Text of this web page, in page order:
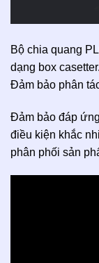
Bộ chia quang
dạng box
Đảm bảo phân
Đảm bảo đáp
điều kiện khắc
phân phối sản